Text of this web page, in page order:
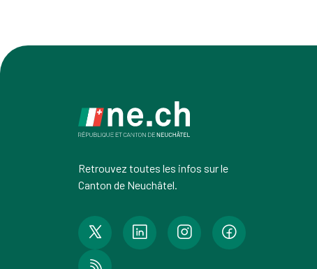
Retrouvez toutes les infos sur le
Canton de Neuchâtel.